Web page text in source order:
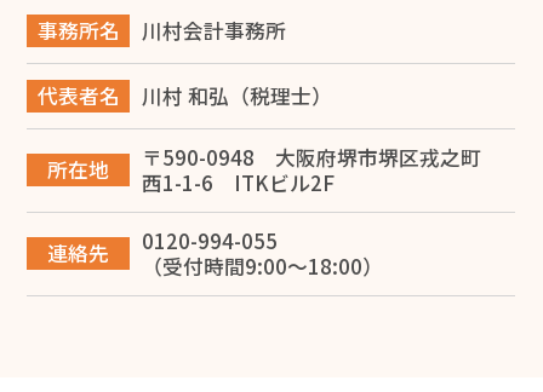
旅費規程の日当とは？堺市の税理士が解説
2026.06.14
堺市で事業承継を成功させるには？税理士が教える対策
と進め方
2026.06.12
【税理士監修】大阪で建設業を開業する完全ガイド！一
人親方の独立から法人化・融資まで徹底解説
事務所名 川村会計事務所
代表者名 川村 和弘（税理士）
所在地
〒590-0948 大阪府堺市堺区戎之町
西1-1-6 ITKビル2F
連絡先
0120-994-055
（受付時間9:00～18:00）